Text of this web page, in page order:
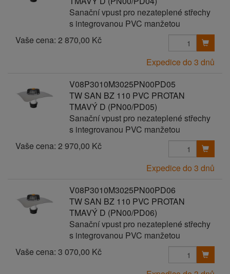
Sanační vpust pro nezateplené střechy
s integrovanou PVC manžetou
Vaše cena: 2 870,00 Kč
Expedice do 3 dnů
V08P3010M3025PN00PD05
TW SAN BZ 110 PVC PROTAN
TMAVÝ D (PN00/PD05)
Sanační vpust pro nezateplené střechy
s integrovanou PVC manžetou
Vaše cena: 2 970,00 Kč
Expedice do 3 dnů
V08P3010M3025PN00PD06
TW SAN BZ 110 PVC PROTAN
TMAVÝ D (PN00/PD06)
Sanační vpust pro nezateplené střechy
s integrovanou PVC manžetou
Vaše cena: 3 070,00 Kč